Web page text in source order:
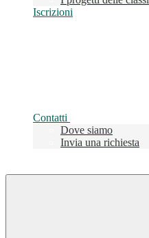
Iscrizioni
Contatti
Dove siamo
Invia una richiesta